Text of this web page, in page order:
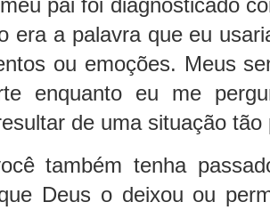
pai foi diagnosticado
era a palavra que eu
ou emoções. Meus
enquanto eu me
de uma situação tão
também tenha
Deus o deixou ou